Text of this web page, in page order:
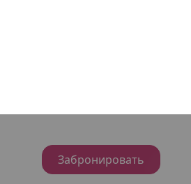
является то, что
Забронировать